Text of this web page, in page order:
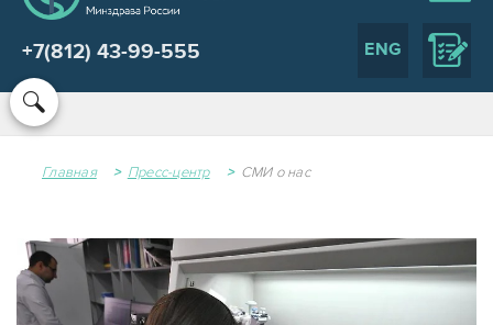
+7(812) 43-99-555 ENG
Главная Пресс-центр СМИ о нас